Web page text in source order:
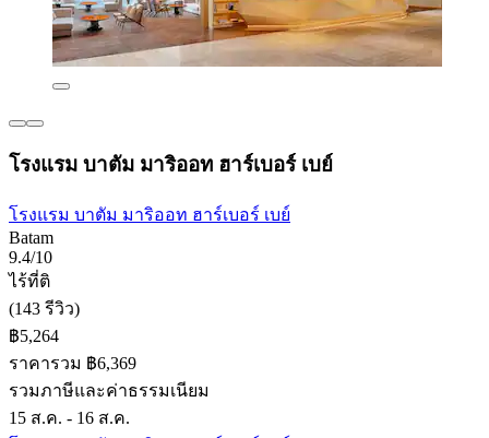
โรงแรม บาตัม มาริออท ฮาร์เบอร์ เบย์
โรงแรม บาตัม มาริออท ฮาร์เบอร์ เบย์
Batam
9.4/10
ไร้ที่ติ
(143 รีวิว)
฿5,264
ราคารวม ฿6,369
รวมภาษีและค่าธรรมเนียม
15 ส.ค. - 16 ส.ค.